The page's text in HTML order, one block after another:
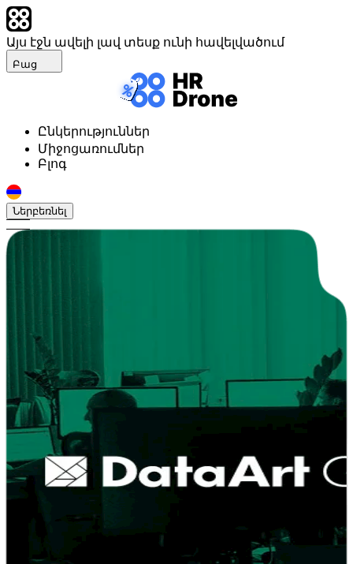
Այս էջն ավելի լավ տեսք ունի հավելվածում
Բաց
Ընկերություններ
Միջոցառումներ
Բլոգ
Ներբեռնել